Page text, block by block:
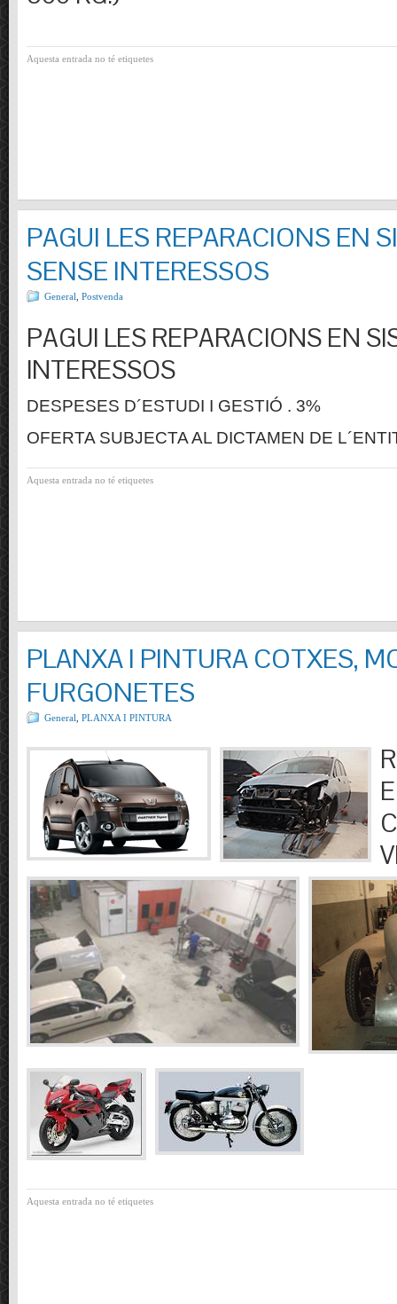
Aquesta entrada no té etiquetes
PAGUI LES REPARACIONS EN
SENSE INTERESSOS
General Postvenda
PAGUI LES REPARACIONS EN
INTERESSOS
DESPESES D´ESTUDI I GESTIÓ . 3%
OFERTA SUBJECTA AL DICTAMEN DE
Aquesta entrada no té etiquetes
PLANXA I PINTURA COTXES,
FURGONETES
General PLANXA I PINTURA
Aquesta entrada no té etiquetes